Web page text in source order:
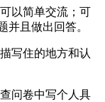
以简单交流；可
并且做出回答。
写住的地方和认
问卷中写个人具